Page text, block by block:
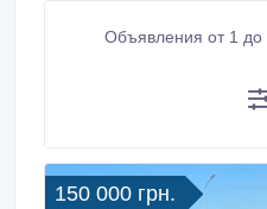
Объявления от 1 до
150 000 грн.